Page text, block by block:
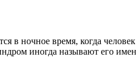
ночное время, когда
иногда называют его